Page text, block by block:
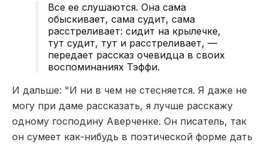
Все ее слушаются. Она сама
обыскивает, сама судит, сама
расстреливает: сидит на крылечке,
тут судит, тут и расстреливает, —
передает рассказ очевидца в своих
воспоминаниях Тэффи.
И дальше: "И ни в чем не стесняется. Я даже не
могу при даме рассказать, я лучше расскажу
одному господину Аверченке. Он писатель, так
он сумеет как-нибудь в поэтической форме дать